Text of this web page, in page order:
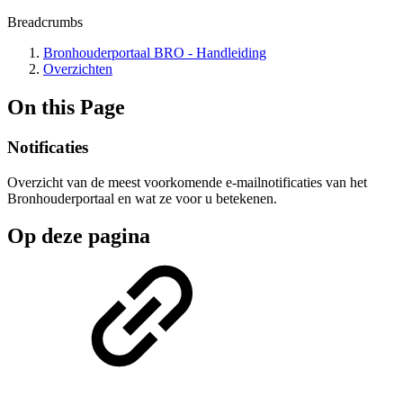
Breadcrumbs
Bronhouderportaal BRO - Handleiding
Overzichten
On this Page
Notificaties
Overzicht van de meest voorkomende e-mailnotificaties van het
Bronhouderportaal en wat ze voor u betekenen.
Op deze pagina